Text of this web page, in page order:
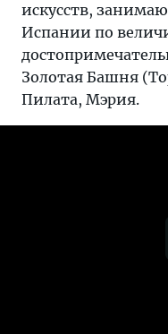
искусств,
Испании по
Золотая Башня
Пилата, Мэрия.